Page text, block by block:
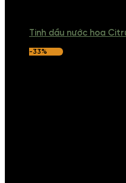
Tinh dầu nước hoa
-33%